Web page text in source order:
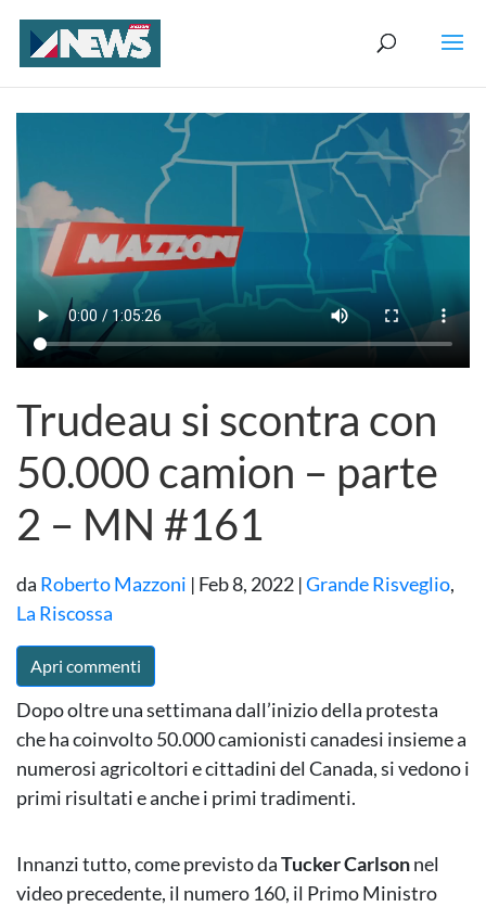
Trudeau si scontra con
50.000 camion – parte
2 – MN #161
da Roberto Mazzoni | Feb 8, 2022 |Grande Risveglio,
La Riscossa
Apri commenti
Dopo oltre una settimana dall’inizio della protesta
che ha coinvolto 50.000 camionisti canadesi insieme a
numerosi agricoltori e cittadini del Canada, si vedono i
primi risultati e anche i primi tradimenti.
Innanzi tutto, come previsto daTucker Carlsonnel
video precedente, il numero 160, il Primo Ministro